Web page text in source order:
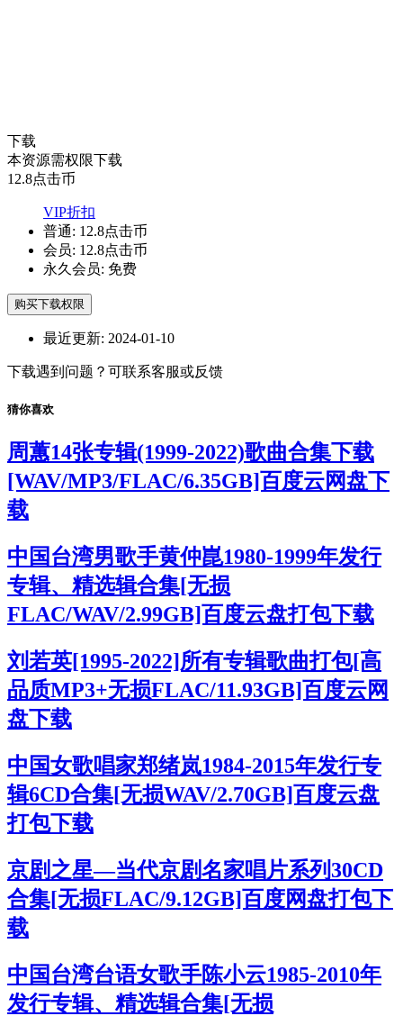
下载
本资源需权限下载
12.8点击币
VIP折扣
普通: 12.8点击币
会员: 12.8点击币
永久会员: 免费
购买下载权限
最近更新: 2024-01-10
下载遇到问题？可联系客服或反馈
猜你喜欢
周蕙14张专辑(1999-2022)歌曲合集下载
[WAV/MP3/FLAC/6.35GB]百度云网盘下
载
中国台湾男歌手黄仲崑1980-1999年发行
专辑、精选辑合集[无损
FLAC/WAV/2.99GB]百度云盘打包下载
刘若英[1995-2022]所有专辑歌曲打包[高
品质MP3+无损FLAC/11.93GB]百度云网
盘下载
中国女歌唱家郑绪岚1984-2015年发行专
辑6CD合集[无损WAV/2.70GB]百度云盘
打包下载
京剧之星—当代京剧名家唱片系列30CD
合集[无损FLAC/9.12GB]百度网盘打包下
载
中国台湾台语女歌手陈小云1985-2010年
发行专辑、精选辑合集[无损